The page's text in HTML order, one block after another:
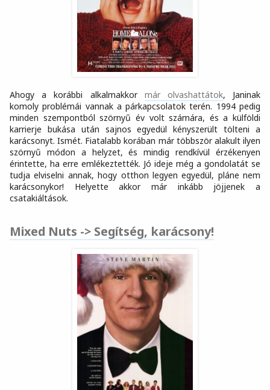
Ahogy a korábbi alkalmakkor már olvashattátok, Janinak
komoly problémái vannak a párkapcsolatok terén. 1994 pedig
minden szempontból szörnyű év volt számára, és a külföldi
karrierje bukása után sajnos egyedül kényszerült tölteni a
karácsonyt. Ismét. Fiatalabb korában már többször alakult ilyen
szörnyű módon a helyzet, és mindig rendkívül érzékenyen
érintette, ha erre emlékeztették. Jó ideje még a gondolatát se
tudja elviselni annak, hogy otthon legyen egyedül, pláne nem
karácsonykor! Helyette akkor már inkább jöjjenek a
csatakiáltások.
Mixed Nuts -> Segítség, karácsony!